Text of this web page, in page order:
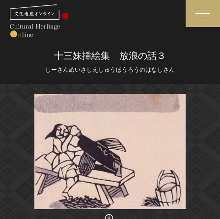
さらに詳細検索
さらに詳細検索
カテゴリで見る
世界遺産と無形文化遺産
全国の美術館・博物館
媒体資料・関連記事等
博物館、美術館の皆さまへ
文化庁よりご挨拶
今月のみどころ
お知らせ一覧
十三妹挿絵集 放浪の話３
しーさんめいさしえしゅうほうろうのはなしさん
画像の利用条件等に関しては、登録館へお問い合わせください。